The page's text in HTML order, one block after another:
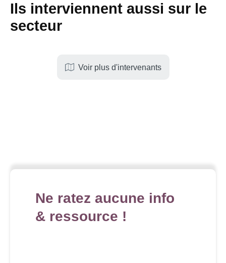
Ils interviennent aussi sur le
secteur
Voir plus d'intervenants
Ne ratez aucune info
& ressource !